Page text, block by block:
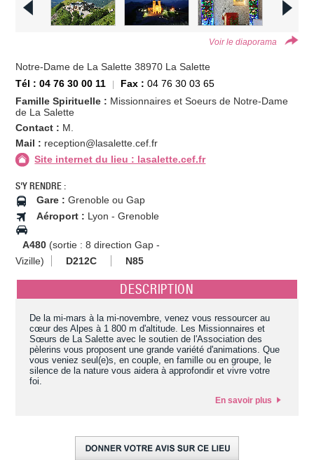
Voir le diaporama
Notre-Dame de La Salette 38970 La Salette
Tél : 04 76 30 00 11
Fax : 04 76 30 03 65
Famille Spirituelle : Missionnaires et Soeurs de Notre-Dame
de La Salette
Contact : M.
Mail : reception@lasalette.cef.fr
Site internet du lieu : lasalette.cef.fr
S'Y RENDRE :
Gare : Grenoble ou Gap
Aéroport : Lyon - Grenoble
A480 (sortie : 8 direction Gap -
Vizille)
D212C N85
DESCRIPTION
De la mi-mars à la mi-novembre, venez vous ressourcer au
cœur des Alpes à 1 800 m d'altitude. Les Missionnaires et
Sœurs de La Salette avec le soutien de l'Association des
pèlerins vous proposent une grande variété d'animations. Que
vous veniez seul(e)s, en couple, en famille ou en groupe, le
silence de la nature vous aidera à approfondir et vivre votre
foi.
En savoir plus